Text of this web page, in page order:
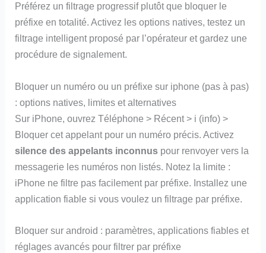
Préférez un filtrage progressif plutôt que bloquer le
préfixe en totalité. Activez les options natives, testez un
filtrage intelligent proposé par l’opérateur et gardez une
procédure de signalement.
Bloquer un numéro ou un préfixe sur iphone (pas à pas)
: options natives, limites et alternatives
Sur iPhone, ouvrez Téléphone > Récent > i (info) >
Bloquer cet appelant pour un numéro précis. Activez
silence des appelants inconnus pour renvoyer vers la
messagerie les numéros non listés. Notez la limite :
iPhone ne filtre pas facilement par préfixe. Installez une
application fiable si vous voulez un filtrage par préfixe.
Bloquer sur android : paramètres, applications fiables et
réglages avancés pour filtrer par préfixe